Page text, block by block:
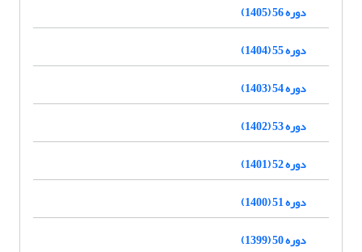
دوره 56 (1405)
دوره 55 (1404)
دوره 54 (1403)
دوره 53 (1402)
دوره 52 (1401)
دوره 51 (1400)
دوره 50 (1399)